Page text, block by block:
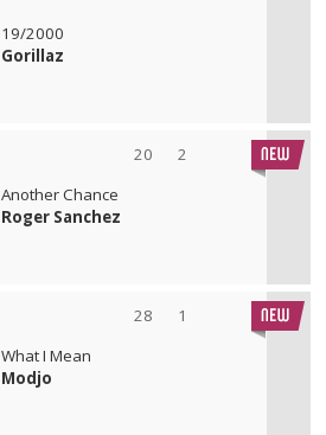
19/2000
Gorillaz
20 2
Another Chance
Roger Sanchez
28 1
What I Mean
Modjo